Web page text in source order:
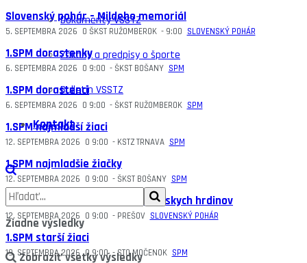
Dokumenty VSSTZ
Zákony a predpisy o športe
Bulletin VSSTZ
Kontakt
Žiadne výsledky
Zobraziť všetky výsledky
Slovenský pohár – Mildeho memoriál
5. SEPTEMBRA 2026 O ŠKST RUŽOMBEROK - 9:00 SLOVENSKÝ POHÁR
1.SPM dorastenky
6. SEPTEMBRA 2026 O 9:00 - ŠKST BOŠANY SPM
1.SPM dorastenci
6. SEPTEMBRA 2026 O 9:00 - ŠKST RUŽOMBEROK SPM
1.SPM najmladší žiaci
12. SEPTEMBRA 2026 O 9:00 - KSTZ TRNAVA SPM
1.SPM najmladšie žiačky
12. SEPTEMBRA 2026 O 9:00 - ŠKST BOŠANY SPM
Slovenský pohár – Pohár Duklianskych hrdinov
12. SEPTEMBRA 2026 O 9:00 - PREŠOV SLOVENSKÝ POHÁR
1.SPM starší žiaci
19. SEPTEMBRA 2026 O9:00 -STO MOČENOK SPM